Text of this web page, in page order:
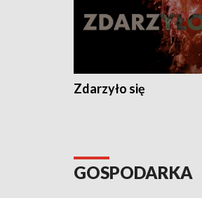
Zdarzyło się
GOSPODARKA